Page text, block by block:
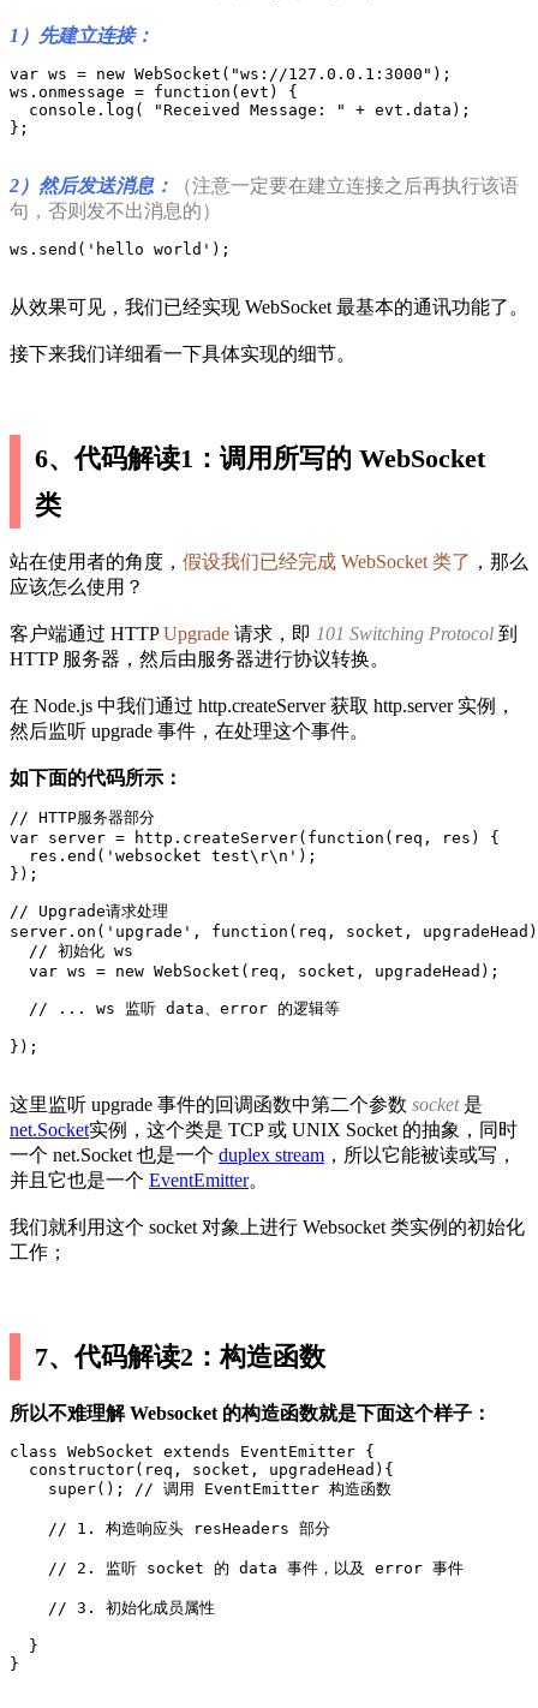
1）先建立连接：
var ws = new WebSocket("ws://127.0.0.1:3000");
ws.onmessage = function(evt) {
  console.log( "Received Message: " + evt.data);
};
2）然后发送消息：
（注意一定要在建立连接之后再执行该语
句，否则发不出消息的）
ws.send('hello world');
从效果可见，我们已经实现 WebSocket 最基本的通讯功能了。
接下来我们详细看一下具体实现的细节。
6、代码解读1：调用所写的 WebSocket
类
站在使用者的角度， 假设我们已经完成 WebSocket 类了 ，那么
应该怎么使用？
客户端通过 HTTPUpgrade 请求，即 101 Switching Protocol 到
HTTP 服务器，然后由服务器进行协议转换。
在 Node.js 中我们通过 http.createServer 获取 http.server 实例，
然后监听 upgrade 事件，在处理这个事件。
如下面的代码所示：
// HTTP服务器部分
var server = http.createServer(function(req, res) {
  res.end('websocket test\r\n');
});
// Upgrade请求处理
server.on('upgrade', function(req, socket,
  // 初始化 ws
  var ws = new WebSocket(req, socket, upgradeHead);
  // ... ws 监听 data、error 的逻辑等
});
这里监听 upgrade 事件的回调函数中第二个参数 socket是
net.Socket实例，这个类是 TCP 或 UNIX Socket 的抽象，同时
一个 net.Socket 也是一个 duplex stream ，所以它能被读或写，
并且它也是一个 EventEmitter。
我们就利用这个 socket 对象上进行 Websocket 类实例的初始化
工作；
7、代码解读2：构造函数
所以不难理解 Websocket 的构造函数就是下面这个样子：
class WebSocket extends EventEmitter {
  constructor(req, socket, upgradeHead){
    super(); // 调用 EventEmitter 构造函数
    // 1. 构造响应头 resHeaders 部分
    // 2. 监听 socket 的 data 事件，以及 error 事件
    // 3. 初始化成员属性
  }
}